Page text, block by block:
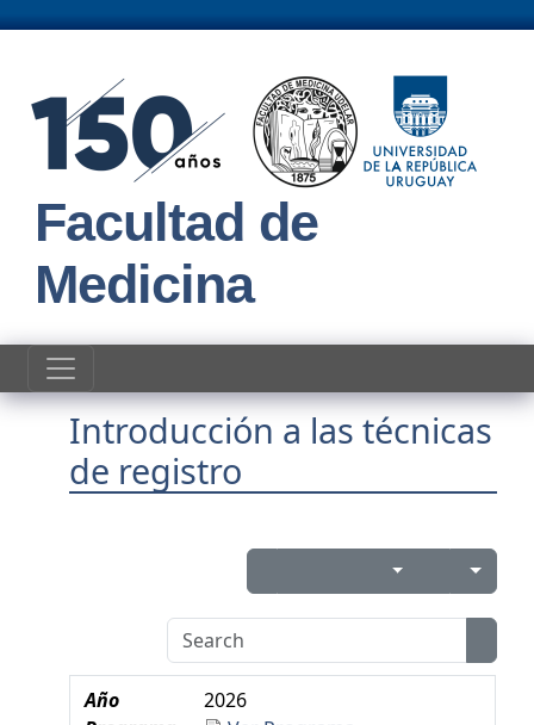
Facultad de
Medicina
Introducción a las técnicas
de registro
Año
2026